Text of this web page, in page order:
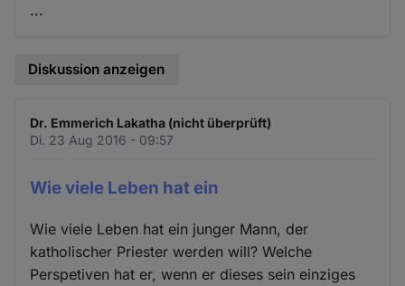
...
Diskussion anzeigen
Dr. Emmerich Lakatha (nicht überprüft)
Di. 23 Aug 2016 - 09:57
Wie viele Leben hat ein
Wie viele Leben hat ein junger Mann, der
katholischer Priester werden will? Welche
Perspetiven hat er, wenn er dieses sein einziges